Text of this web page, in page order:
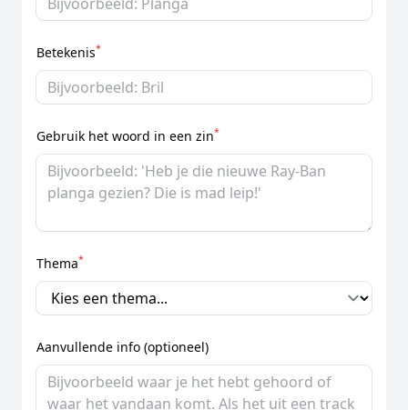
Betekenis*
Gebruik het woord in een zin*
Thema*
Aanvullende info (optioneel)